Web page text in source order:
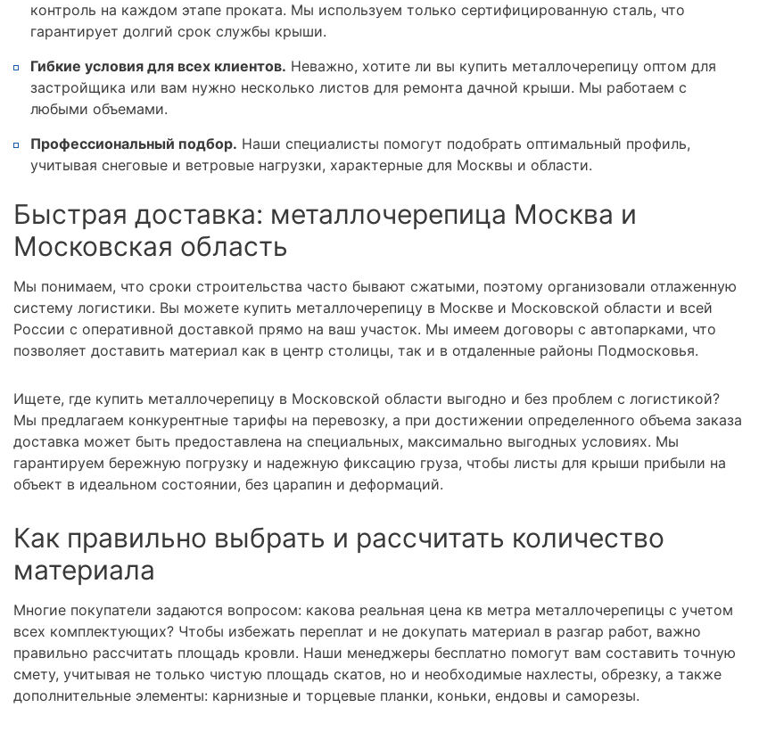
контроль на каждом этапе проката. Мы используем только сертифицированную сталь, что
гарантирует долгий срок службы крыши.
Гибкие условия для всех клиентов. Неважно, хотите ли вы купить металлочерепицу оптом для
застройщика или вам нужно несколько листов для ремонта дачной крыши. Мы работаем с
любыми объемами.
Профессиональный подбор. Наши специалисты помогут подобрать оптимальный профиль,
учитывая снеговые и ветровые нагрузки, характерные для Москвы и области.
Быстрая доставка: металлочерепица Москва и
Московская область
Мы понимаем, что сроки строительства часто бывают сжатыми, поэтому организовали отлаженную
систему логистики. Вы можете купить металлочерепицу в Москве и Московской области и всей
России с оперативной доставкой прямо на ваш участок. Мы имеем договоры с автопарками, что
позволяет доставить материал как в центр столицы, так и в отдаленные районы Подмосковья.
Ищете, где купить металлочерепицу в Московской области выгодно и без проблем с логистикой?
Мы предлагаем конкурентные тарифы на перевозку, а при достижении определенного объема заказа
доставка может быть предоставлена на специальных, максимально выгодных условиях. Мы
гарантируем бережную погрузку и надежную фиксацию груза, чтобы листы для крыши прибыли на
объект в идеальном состоянии, без царапин и деформаций.
Как правильно выбрать и рассчитать количество
материала
Многие покупатели задаются вопросом: какова реальная цена кв метра металлочерепицы с учетом
всех комплектующих? Чтобы избежать переплат и не докупать материал в разгар работ, важно
правильно рассчитать площадь кровли. Наши менеджеры бесплатно помогут вам составить точную
смету, учитывая не только чистую площадь скатов, но и необходимые нахлесты, обрезку, а также
дополнительные элементы: карнизные и торцевые планки, коньки, ендовы и саморезы.